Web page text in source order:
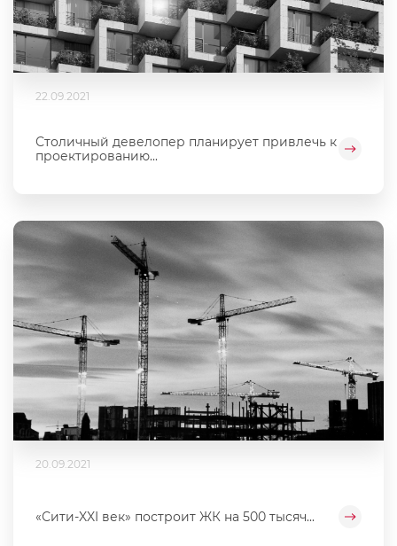
22.09.2021
Столичный девелопер планирует привлечь к
проектированию...
20.09.2021
«Сити-XXI век» построит ЖК на 500 тысяч...